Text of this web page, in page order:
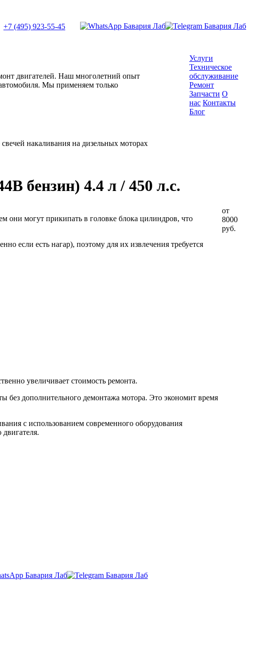
+7 (495) 923-55-45
двигателей. Наш многолетний опыт
Мы применяем только
Услуги
Техническое
обслуживание
Ремонт
Запчасти О
нас Контакты
Блог
накаливания на дизельных моторах
бензин) 4.4 л / 450 л.с.
могут прикипать в головке блока цилиндров, что
если есть нагар), поэтому для их извлечения требуется
увеличивает стоимость ремонта.
без дополнительного демонтажа мотора. Это экономит время
с использованием современного оборудования
от
8000
руб.